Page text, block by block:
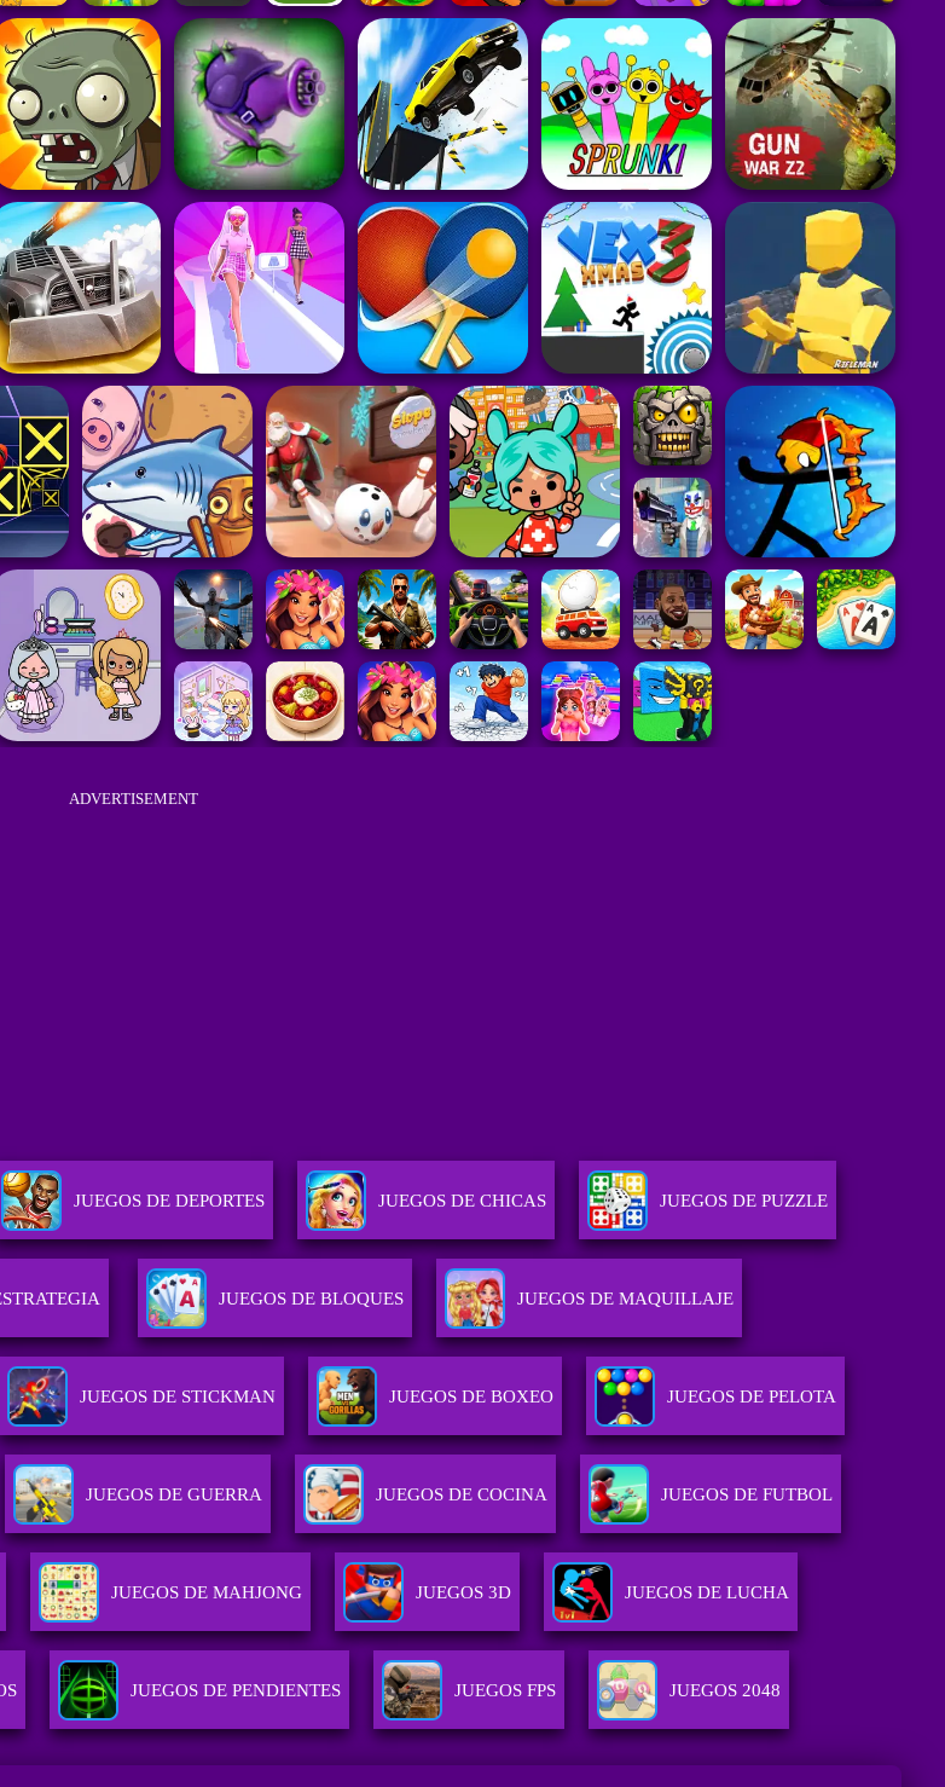
ADVERTISEMENT
JUEGOS DE DEPORTES JUEGOS DE CHICAS JUEGOS DE PUZZLE
JUEGOS DE BLOQUES JUEGOS DE MAQUILLAJE
JUEGOS DE STICKMAN JUEGOS DE BOXEO JUEGOS DE PELOTA
JUEGOS DE GUERRA JUEGOS DE COCINA JUEGOS DE FUTBOL
JUEGOS DE MAHJONG JUEGOS 3D JUEGOS DE LUCHA
JUEGOS DE PENDIENTES JUEGOS FPS JUEGOS 2048